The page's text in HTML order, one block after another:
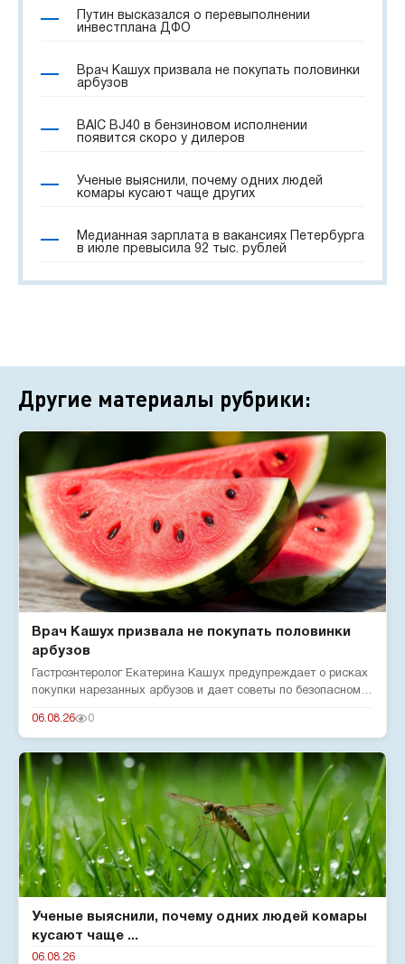
Путин высказался о перевыполнении
инвестплана ДФО
Врач Кашух призвала не покупать половинки
арбузов
BAIC BJ40 в бензиновом исполнении
появится скоро у дилеров
Ученые выяснили, почему одних людей
комары кусают чаще других
Медианная зарплата в вакансиях Петербурга
в июле превысила 92 тыс. рублей
Другие материалы рубрики:
Врач Кашух призвала не покупать половинки
арбузов
Гастроэнтеролог Екатерина Кашух предупреждает о рисках
покупки нарезанных арбузов и дает советы по безопасному
06.08.26 0
Ученые выяснили, почему одних людей комары
кусают чаще ...
06.08.26